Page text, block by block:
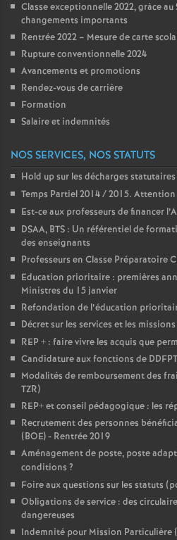
Classe exceptionnelle 2022, gràce au
changements importants
Rentrée 2022 – Mesure de carte
Rupture conventionnelle 2024
Avancements et promotions
Rendez-vous de carrière
Formation
Salaire et indemnités
NOS SERVICES, NOS STATUTS
Hold up sur les décharges statutaires
Temps Partiel 2014 / 2015. Attention
Est-ce aux professeurs de financer
DSAA, BTS : Un référentiel de
des enseignants
Professeurs en Classe Préparatoire
Education prioritaire : premières
Ministres du 15 janvier
Refondation de l’éducation
Décret sur les services et les
REP + : faire vivre les acquis que
Candidature aux fonctions de DDFPT
Modalités de remboursement des
TZR)
REP+ et conseil pédagogique : les
Recrutement des personnes
(BOE) - Rentrée 2019
Aménagement de poste, poste
conditions ?
Foire aux questions sur les statuts
Obligations de service : des
dangereuses
Indemnité pour Mission Particulière